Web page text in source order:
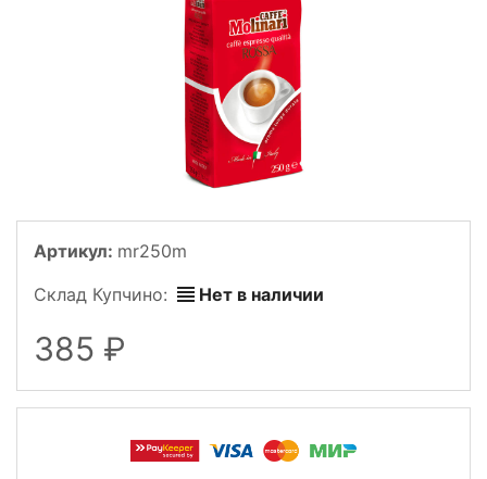
Артикул: mr250m
Склад Купчино:
Нет в наличии
385